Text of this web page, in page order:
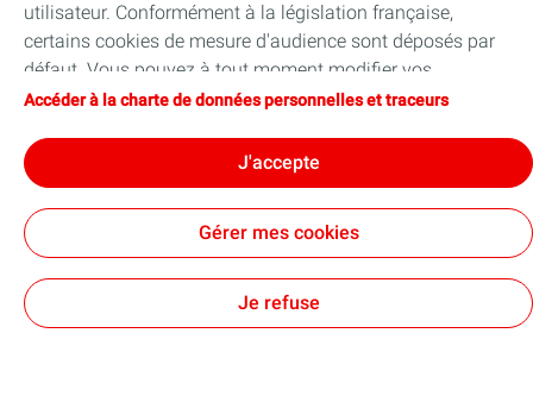
Charte Données Personnelles et TraceursAide et accessibilité
« Binding Corporate Rules » de TotalEnergiesPlan du siteFAQ
Cookies
TotalEnergies 2026
utilisateur. Conformément à la législation française,
certains cookies de mesure d'audience sont déposés par
défaut. Vous pouvez à tout moment modifier vos
paramètres de cookies en cliquant sur le bouton « Gérer
vous acceptez le dépôt de l’ensemble des cookies. Dans le
cas où vous cliquez sur « Je refuse », seuls les cookies
techniques nécessaires au bon fonctionnement du site
seront utilisés. Pour plus d’informations, vous pouvez
traceurs ».
Accéder à la charte de données personnelles et traceurs
J'accepte
Gérer mes cookies
Je refuse